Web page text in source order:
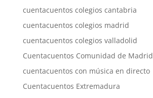
cuentacuentos colegios cantabria
cuentacuentos colegios madrid
cuentacuentos colegios valladolid
Cuentacuentos Comunidad de Madrid
cuentacuentos con música en directo
Cuentacuentos Extremadura